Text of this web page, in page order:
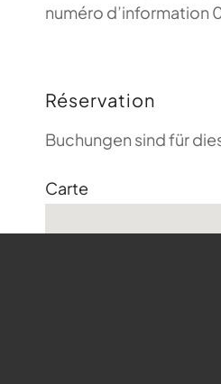
numéro d’information
Réservation
Buchungen sind für
Carte